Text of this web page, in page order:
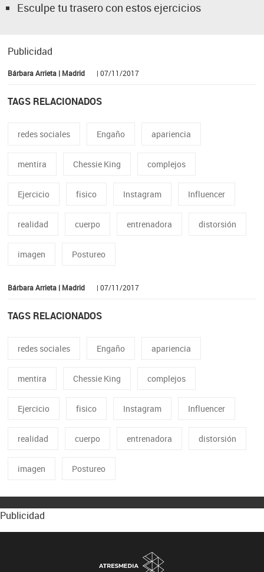
Esculpe tu trasero con estos ejercicios
Publicidad
Bárbara Arrieta | Madrid | 07/11/2017
TAGS RELACIONADOS
redes sociales Engaño apariencia
mentira Chessie King complejos
Ejercicio fisico Instagram Influencer
realidad cuerpo entrenadora distorsión
imagen Postureo
Bárbara Arrieta | Madrid | 07/11/2017
TAGS RELACIONADOS
redes sociales Engaño apariencia
mentira Chessie King complejos
Ejercicio fisico Instagram Influencer
realidad cuerpo entrenadora distorsión
imagen Postureo
Publicidad